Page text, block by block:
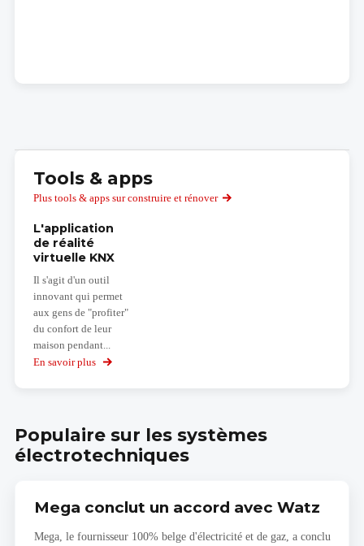
Tools & apps
Plus tools & apps sur construire et rénover
L'application
de réalité
virtuelle KNX
Il s'agit d'un outil
innovant qui permet
aux gens de "profiter"
du confort de leur
maison pendant...
En savoir plus
sur
KNX
Populaire sur les systèmes
électrotechniques
Mega conclut un accord avec Watz
Mega, le fournisseur 100% belge d'électricité et de gaz, a conclu